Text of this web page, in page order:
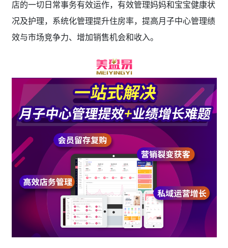
店的一切日常事务有效运作，有效管理妈妈和宝宝健康状
况及护理，系统化管理提升住房率，提高月子中心管理绩
效与市场竞争力、增加销售机会和收入。